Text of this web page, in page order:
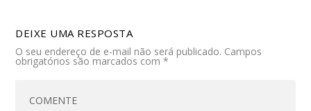
DEIXE UMA RESPOSTA
O seu endereço de e-mail não será publicado. Campos
obrigatórios são marcados com*